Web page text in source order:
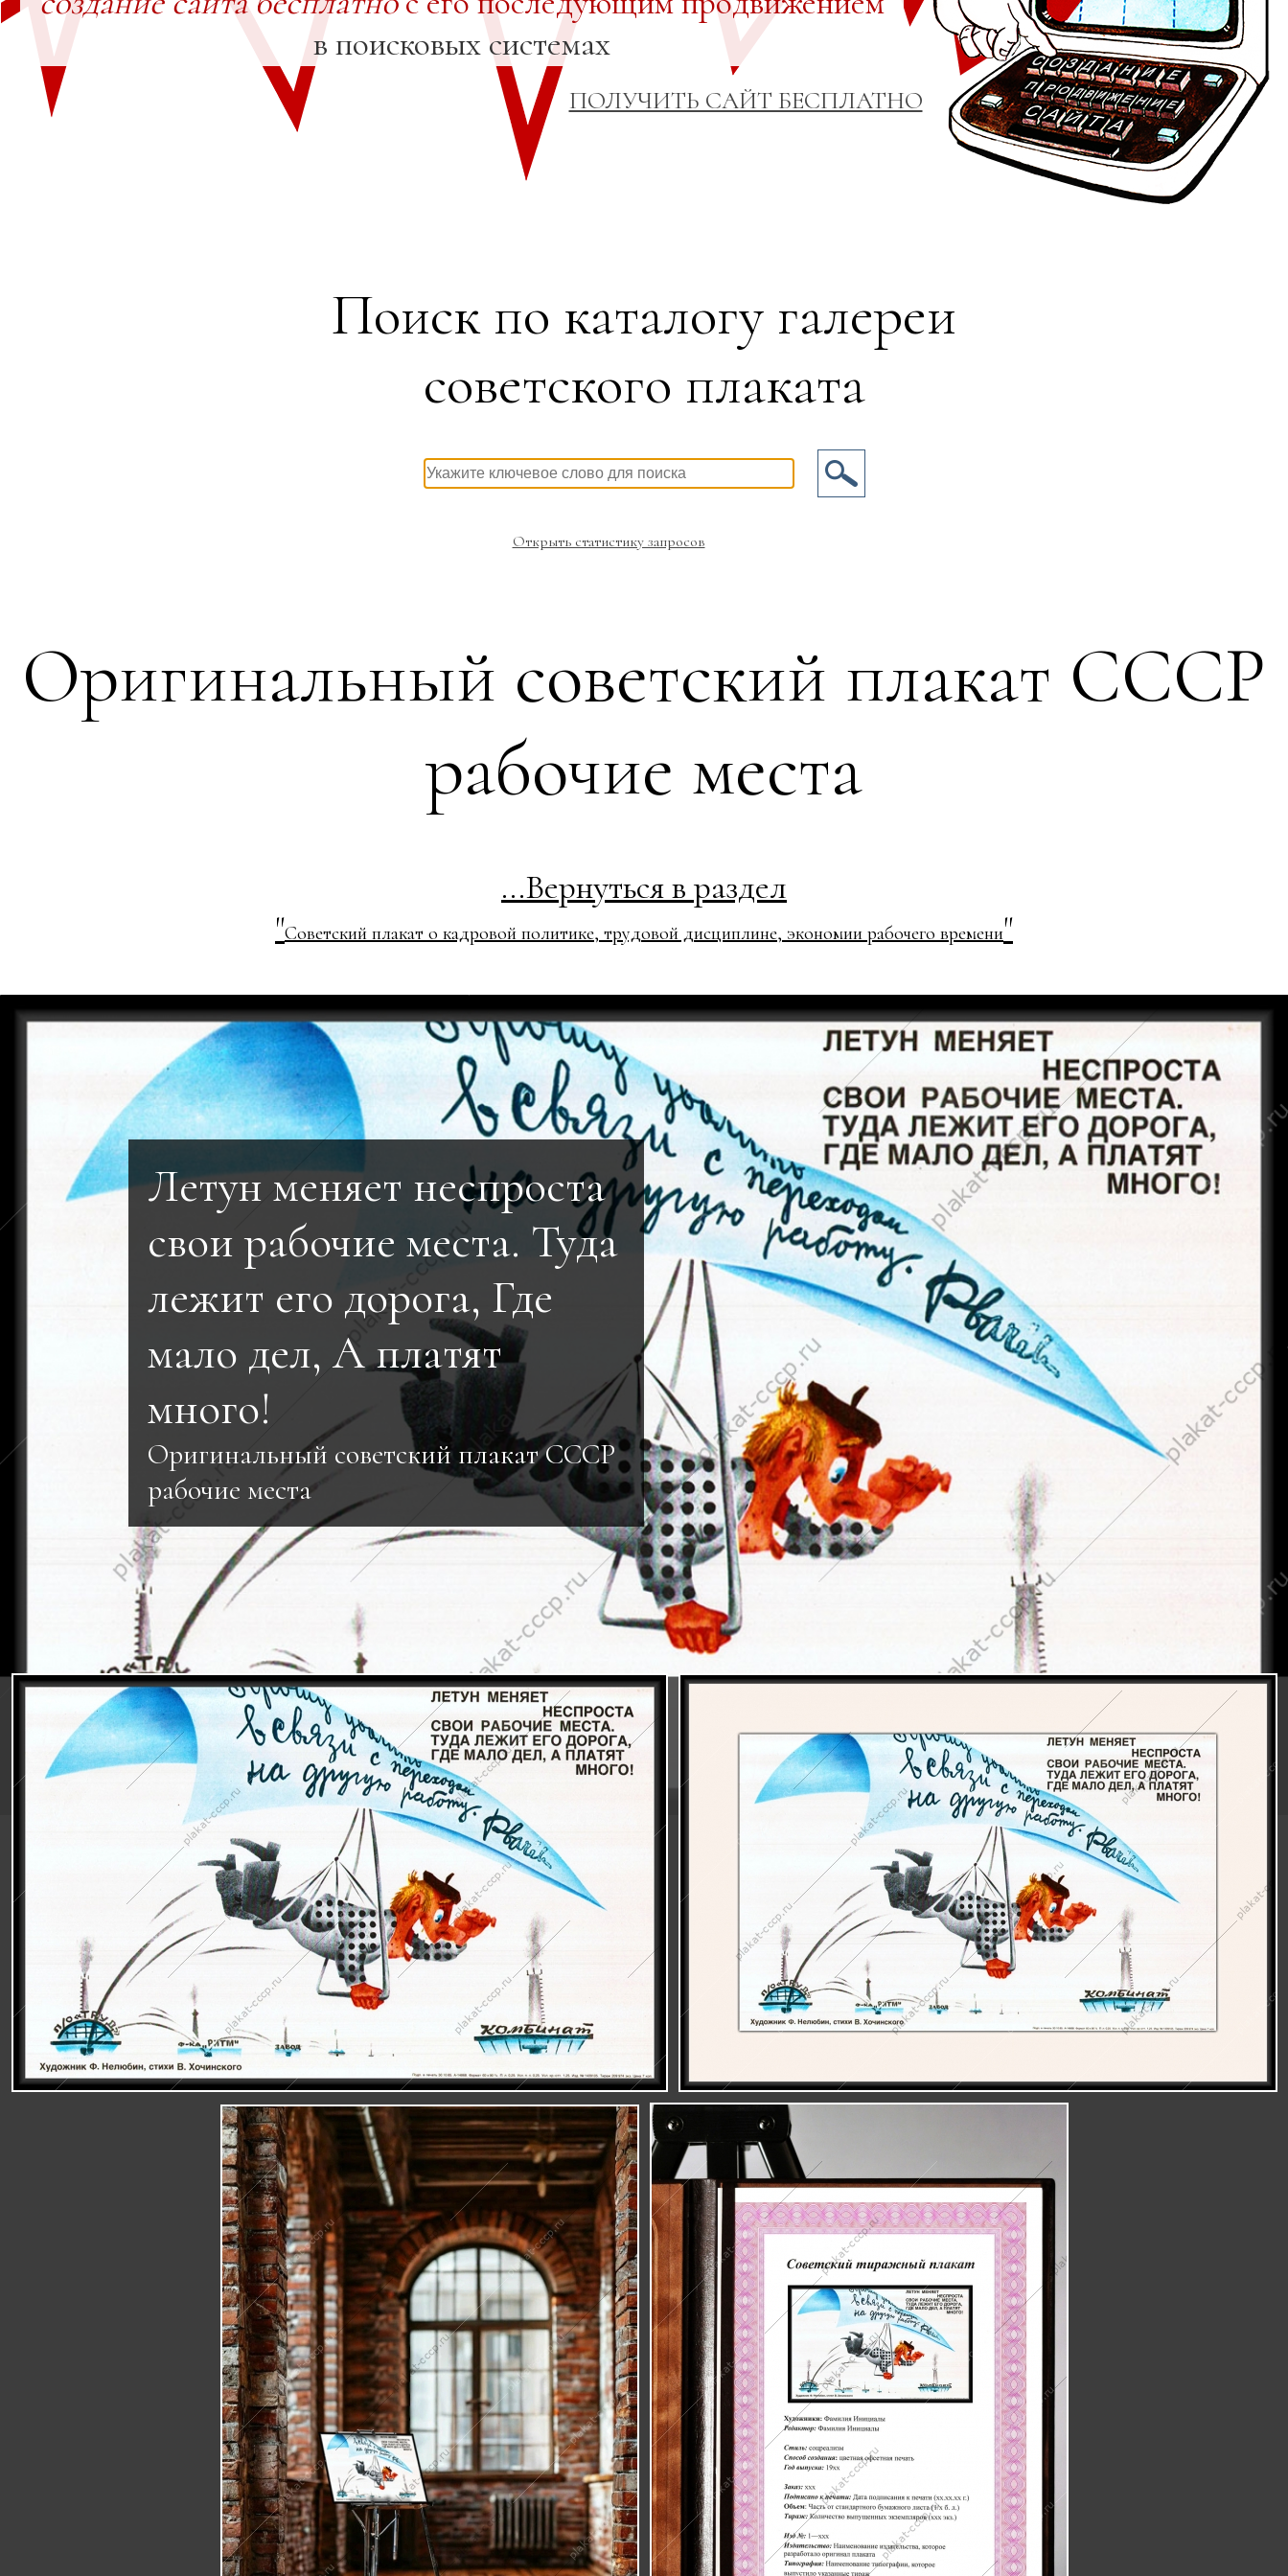
в поисковых системах
ПОЛУЧИТЬ САЙТ БЕСПЛАТНО
Поиск по каталогу галереи
советского плаката
Открыть статистику запросов
Оригинальный советский плакат СССР
рабочие места
...Вернуться в раздел
"Советский плакат о кадровой политике, трудовой дисциплине, экономии рабочего времени"
Летун меняет неспроста
свои рабочие места. Туда
лежит его дорога, Где
мало дел, А платят
много!
Оригинальный советский плакат СССР
рабочие места